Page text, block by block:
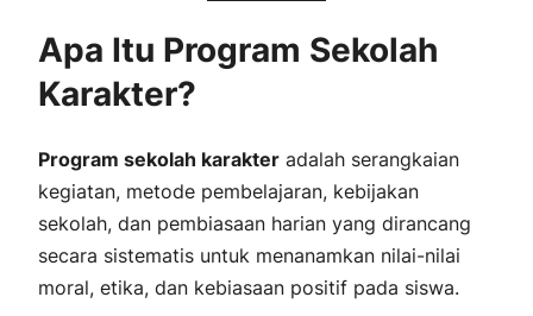
Apa Itu Program Sekolah
Karakter?
Program sekolah karakter adalah serangkaian
kegiatan, metode pembelajaran, kebijakan
sekolah, dan pembiasaan harian yang dirancang
secara sistematis untuk menanamkan nilai-nilai
moral, etika, dan kebiasaan positif pada siswa.